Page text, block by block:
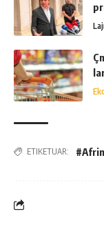
ETIKETUAR: